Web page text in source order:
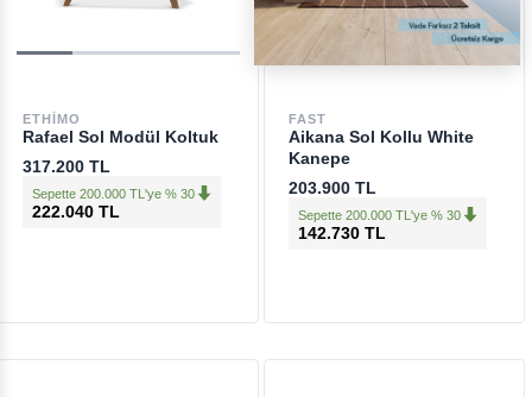
ETHIMO
Rafael Sol Modül Koltuk
317.200 TL
Sepette 200.000 TL'ye % 30
222.040 TL
FAST
Aikana Sol Kollu White
Kanepe
203.900 TL
Sepette 200.000 TL'ye % 30
142.730 TL